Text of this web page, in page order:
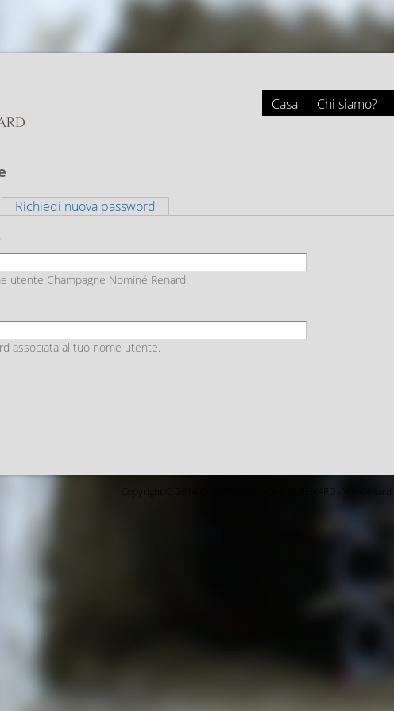
Casa Chi siamo?
attiva)
Richiedi nuova password
utente Champagne Nominé Renard.
associata al tuo nome utente.
Copyright © 2014 CHAMPAGNE NOMINE RENARD - Villevenard -